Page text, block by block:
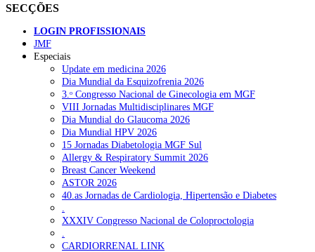
SECÇÕES
LOGIN PROFISSIONAIS
JMF
Especiais
Update em medicina 2026
Dia Mundial da Esquizofrenia 2026
3.ᵒ Congresso Nacional de Ginecologia em MGF
VIII Jornadas Multidisciplinares MGF
Dia Mundial do Glaucoma 2026
Dia Mundial HPV 2026
15 Jornadas Diabetologia MGF Sul
Allergy & Respiratory Summit 2026
Breast Cancer Weekend
ASTOR 2026
40.as Jornadas de Cardiologia, Hipertensão e Diabetes
XXXIV Congresso Nacional de Coloproctologia
CARDIORRENAL LINK